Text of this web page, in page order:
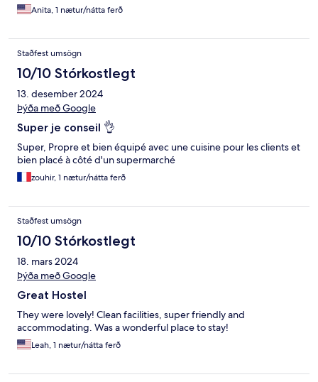
Anita, 1 nætur/nátta ferð
Staðfest umsögn
10/10 Stórkostlegt
13. desember 2024
Þýða með Google
Super je conseil 👌
Super, Propre et bien équipé avec une cuisine pour les clients et
bien placé à côté d'un supermarché
zouhir, 1 nætur/nátta ferð
Staðfest umsögn
10/10 Stórkostlegt
18. mars 2024
Þýða með Google
Great Hostel
They were lovely! Clean facilities, super friendly and
accommodating. Was a wonderful place to stay!
Leah, 1 nætur/nátta ferð